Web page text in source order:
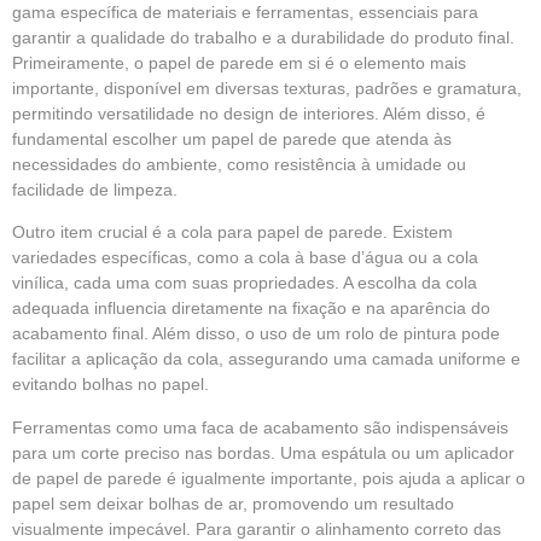
gama específica de materiais e ferramentas, essenciais para
garantir a qualidade do trabalho e a durabilidade do produto final.
Primeiramente, o papel de parede em si é o elemento mais
importante, disponível em diversas texturas, padrões e gramatura,
permitindo versatilidade no design de interiores. Além disso, é
fundamental escolher um papel de parede que atenda às
necessidades do ambiente, como resistência à umidade ou
facilidade de limpeza.
Outro item crucial é a cola para papel de parede. Existem
variedades específicas, como a cola à base d’água ou a cola
vinílica, cada uma com suas propriedades. A escolha da cola
adequada influencia diretamente na fixação e na aparência do
acabamento final. Além disso, o uso de um rolo de pintura pode
facilitar a aplicação da cola, assegurando uma camada uniforme e
evitando bolhas no papel.
Ferramentas como uma faca de acabamento são indispensáveis
para um corte preciso nas bordas. Uma espátula ou um aplicador
de papel de parede é igualmente importante, pois ajuda a aplicar o
papel sem deixar bolhas de ar, promovendo um resultado
visualmente impecável. Para garantir o alinhamento correto das